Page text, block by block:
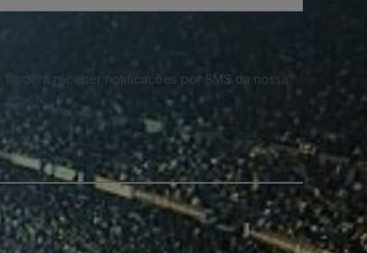
. Poderá receber notificações por SMS da nossa